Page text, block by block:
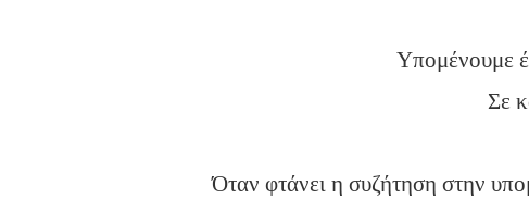
Υπομένουμε
Σε
Όταν φτάνει η συζήτηση στην